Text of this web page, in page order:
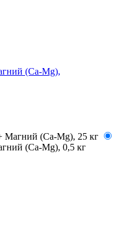
(Ca-Mg),
Магний (Ca-Mg), 25 кг
(Ca-Mg), 0,5 кг